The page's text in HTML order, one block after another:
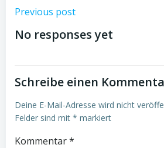
Post
navigation
Previous post
No responses yet
Schreibe einen
Deine E-Mail-Adresse wird nicht
Felder sind mit * markiert
Kommentar*